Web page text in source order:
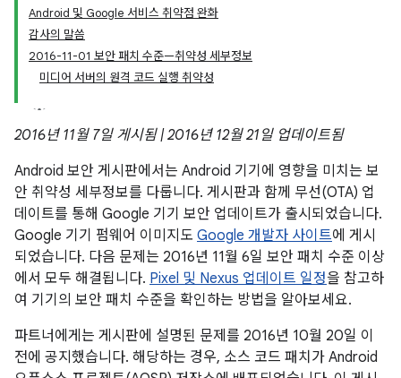
Android 및 Google 서비스 취약점 완화
감사의 말씀
2016-11-01 보안 패치 수준—취약성 세부정보
미디어 서버의 원격 코드 실행 취약성
2016년 11월 7일 게시됨 | 2016년 12월 21일 업데이트됨
Android 보안 게시판에서는 Android 기기에 영향을 미치는 보
안 취약성 세부정보를 다룹니다. 게시판과 함께 무선(OTA) 업
데이트를 통해 Google 기기 보안 업데이트가 출시되었습니다.
Google 기기 펌웨어 이미지도 Google 개발자 사이트에 게시
되었습니다. 다음 문제는 2016년 11월 6일 보안 패치 수준 이상
에서 모두 해결됩니다. Pixel 및 Nexus 업데이트 일정을 참고하
여 기기의 보안 패치 수준을 확인하는 방법을 알아보세요.
파트너에게는 게시판에 설명된 문제를 2016년 10월 20일 이
전에 공지했습니다. 해당하는 경우, 소스 코드 패치가 Android